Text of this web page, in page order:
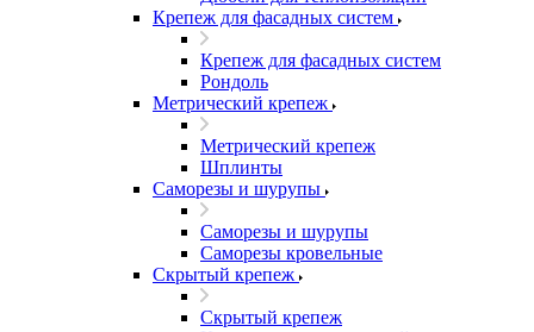
Крепеж для фасадных систем
Крепеж для фасадных систем
Рондоль
Метрический крепеж
Метрический крепеж
Шплинты
Саморезы и шурупы
Саморезы и шурупы
Саморезы кровельные
Скрытый крепеж
Скрытый крепеж